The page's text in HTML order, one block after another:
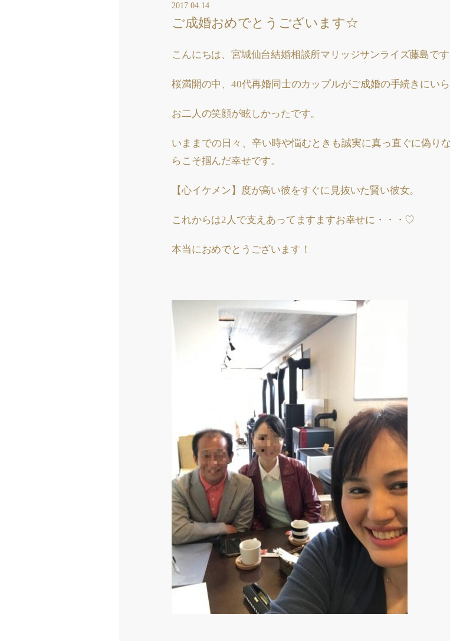
2017.04.14
ご成婚おめでとうございます☆
こんにちは、宮城仙台結婚相談所マリッジサンライズ藤島です
桜満開の中、40代再婚同士のカップルがご成婚の手続きにいら
お二人の笑顔が眩しかったです。
いままでの日々、辛い時や悩むときも誠実に真っ直ぐに偽り
らこそ掴んだ幸せです。
【心イケメン】度が高い彼をすぐに見抜いた賢い彼女。
これからは2人で支えあってますますお幸せに・・・♡
本当におめでとうございます！